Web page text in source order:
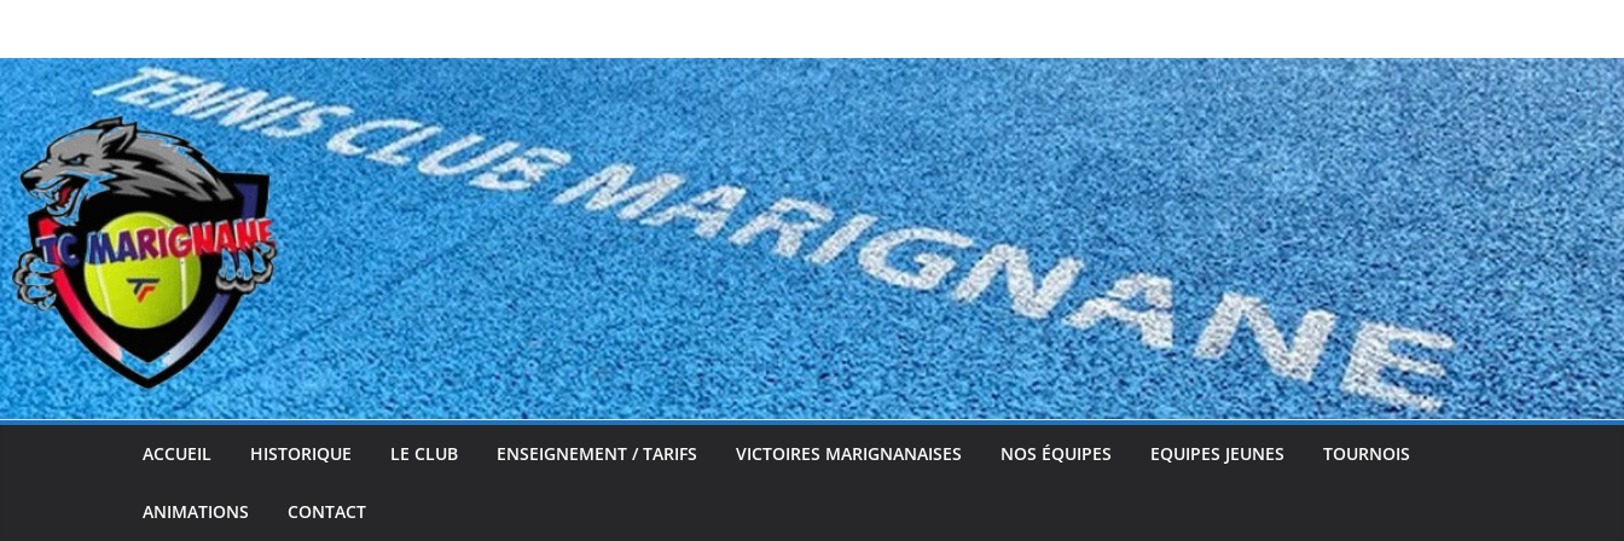
contenu
ACCUEIL HISTORIQUE LE CLUB ENSEIGNEMENT / TARIFS VICTOIRES MARIGNANAISES NOS ÉQUIPES EQUIPES JEUNES TOURNOIS
ANIMATIONS CONTACT